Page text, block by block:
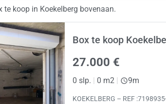
te koop in Koekelberg bovenaan.
Box te koop
27.000 €
0 slp. 0 m2 9m
KOEKELBERG – REF